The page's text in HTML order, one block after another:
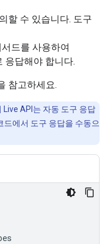
할 수 있습니다. 도구
서드를 사용하여
응답해야 합니다.
참고하세요.
Live API는 자동 도구 응답
드에서 도구 응답을 수동으